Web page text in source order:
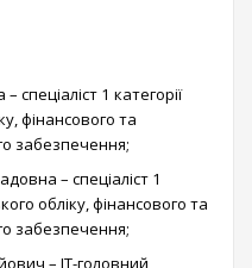
1 категорії
фінансового та
забезпечення;
– спеціаліст 1
обліку, фінансового та
забезпечення;
– IT-головний